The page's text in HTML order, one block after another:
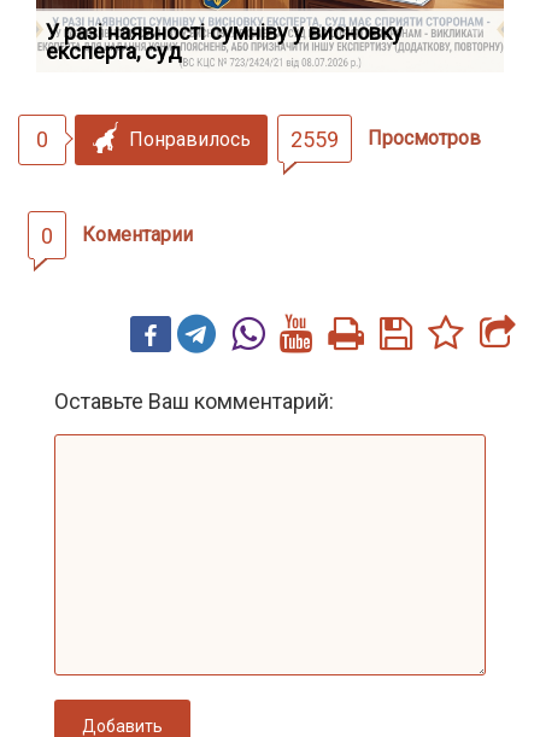
У разі наявності сумніву у висновку
експерта, суд
0 Понравилось 2559 Просмотров
0 Коментарии
Оставьте Ваш комментарий:
Добавить